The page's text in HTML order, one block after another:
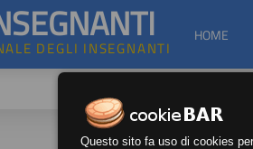
DEGLI INSEGNANTI
HOME
Questo sito fa uso di cookies